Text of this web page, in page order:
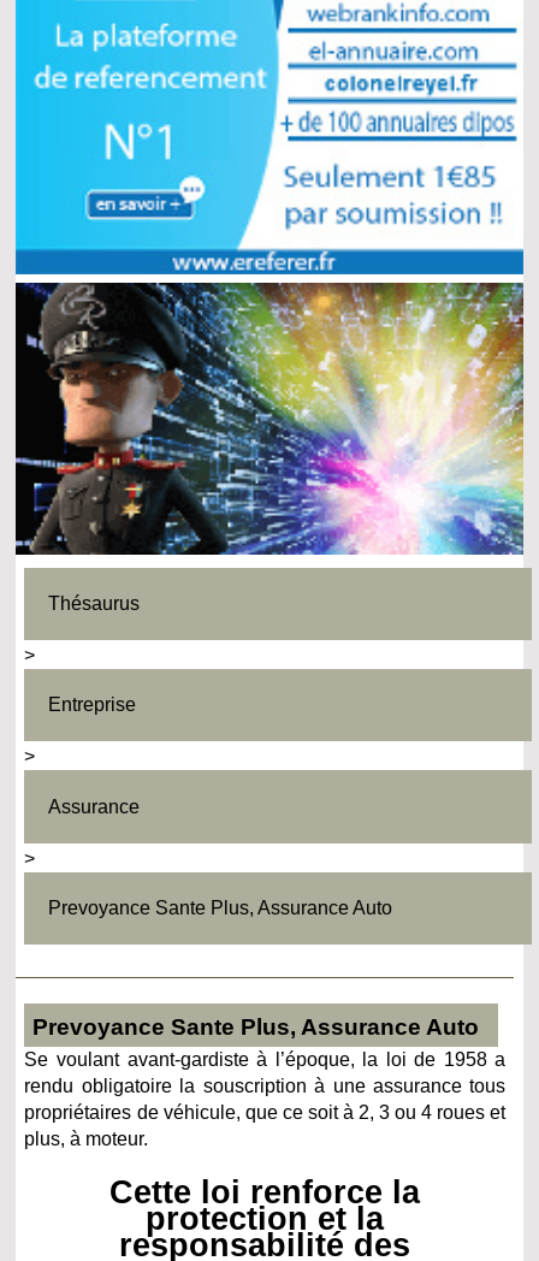
Thésaurus
>
Entreprise
>
Assurance
>
Prevoyance Sante Plus, Assurance Auto
Prevoyance Sante Plus, Assurance Auto
Se voulant avant-gardiste à l’époque, la loi de 1958 a
rendu obligatoire la souscription à une assurance tous
propriétaires de véhicule, que ce soit à 2, 3 ou 4 roues et
plus, à moteur.
Cette loi renforce la
protection et la
responsabilité des